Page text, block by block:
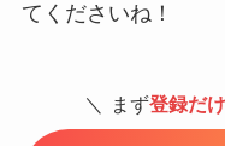
てくださいね！
＼ まず登録だけ